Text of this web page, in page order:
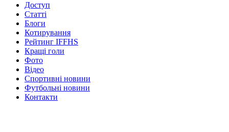
Доступ
Статті
Блоги
Котирування
Рейтинг IFFHS
Кращі голи
Фото
Відео
Спортивні новини
Футбольні новини
Контакти